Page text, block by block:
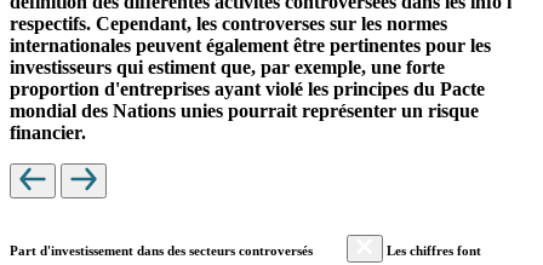
respectifs. Cependant, les controverses sur les normes
internationales peuvent également être pertinentes pour les
investisseurs qui estiment que, par exemple, une forte
proportion d'entreprises ayant violé les principes du Pacte
mondial des Nations unies pourrait représenter un risque
financier.
Part d'investissement dans des secteurs controversés
Les chiffres font